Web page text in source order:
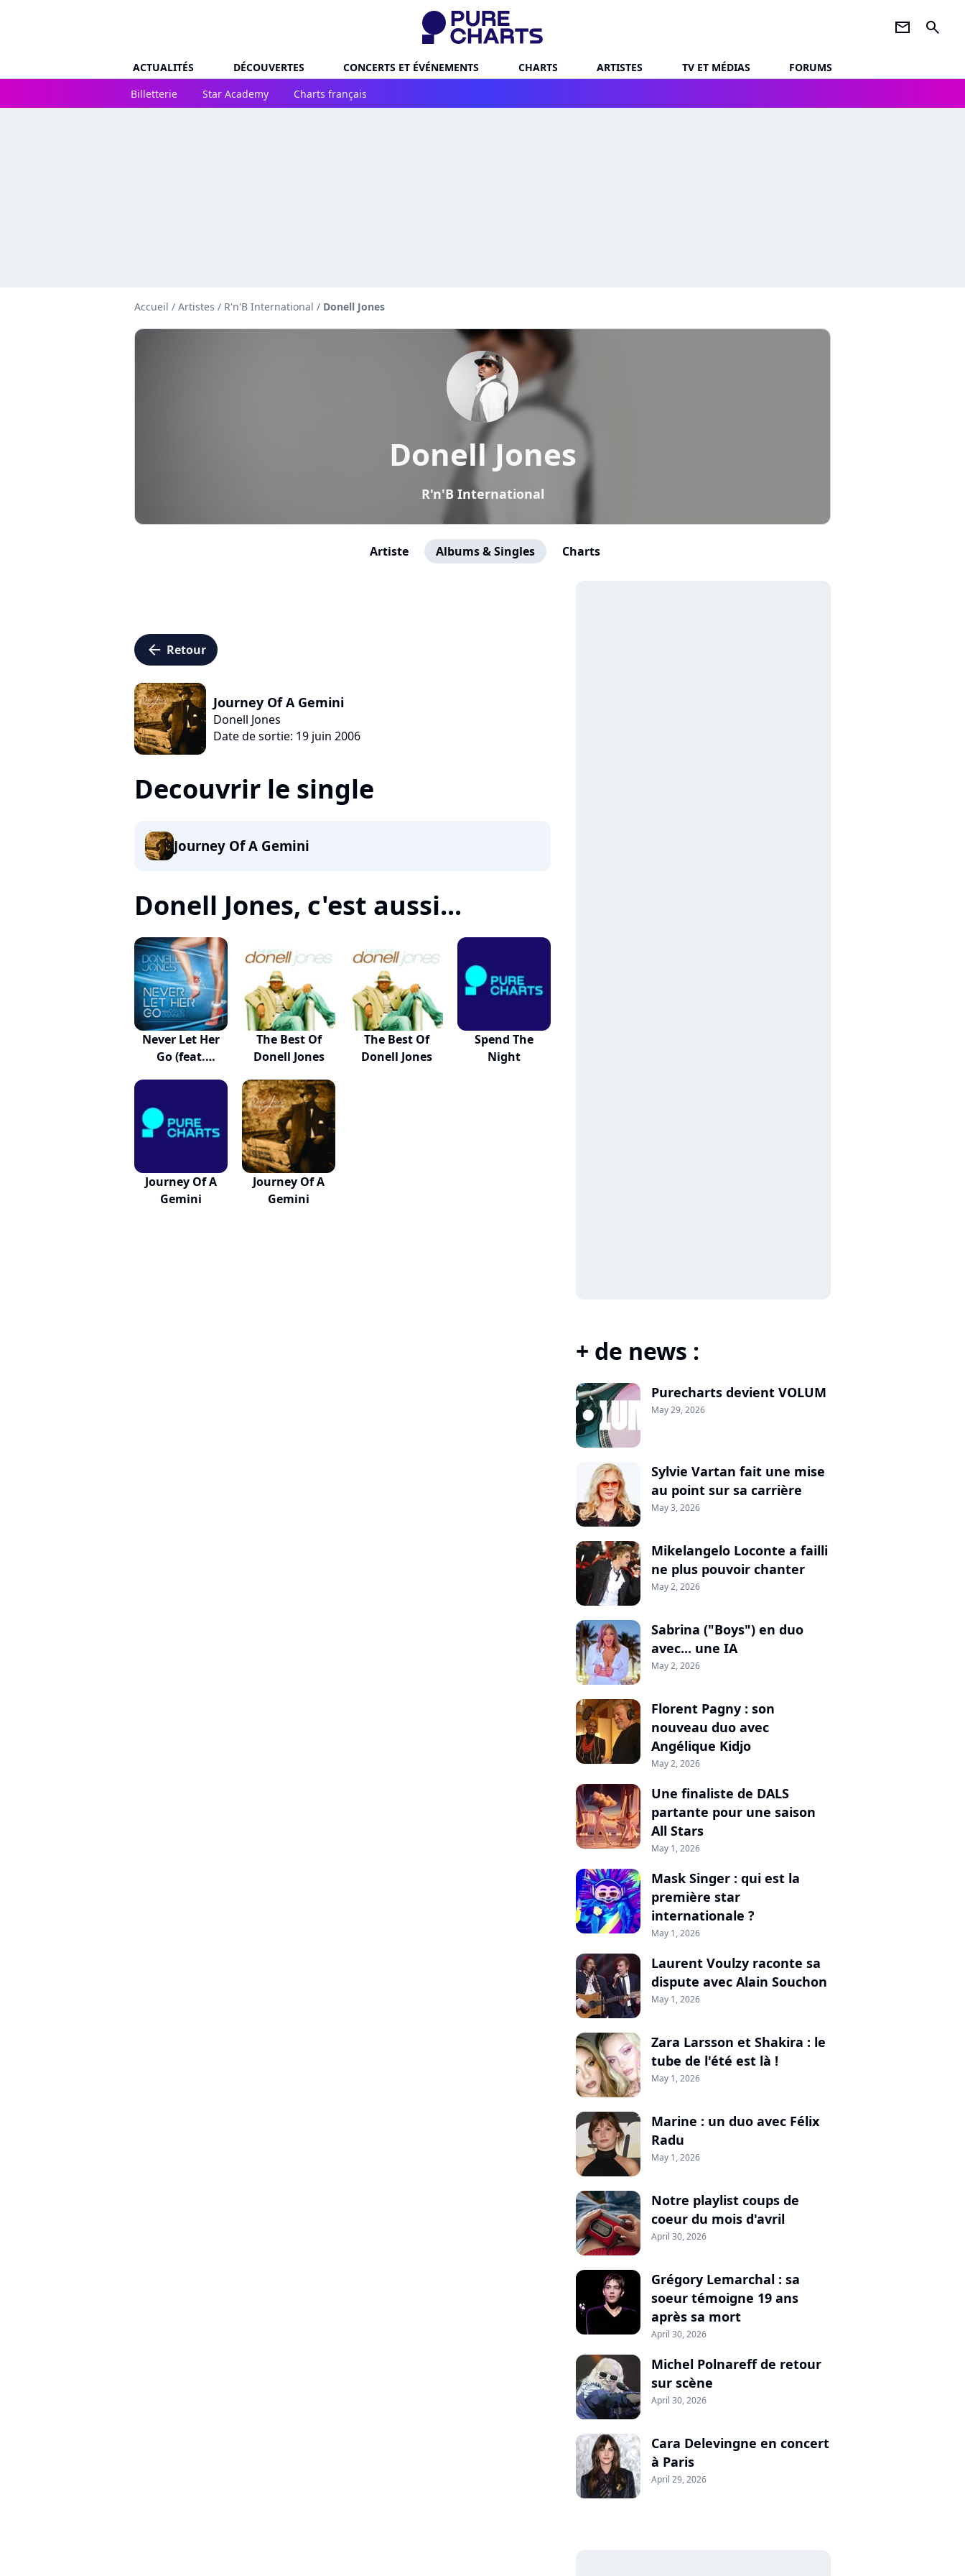
newsletter search
ACTUALITÉS DÉCOUVERTES CONCERTS ET ÉVÉNEMENTS CHARTS ARTISTES TV ET MÉDIAS
FORUMS
Billetterie
Star Academy Charts français
Accueil / Artistes / R'n'B International / Donell Jones
Donell Jones
R'n'B International
Artiste Albums & Singles Charts
arrow_left Retour
Journey Of A Gemini
Donell Jones
Date de sortie: 19 juin 2006
Decouvrir le single
Journey Of A Gemini
Donell Jones, c'est aussi...
Never Let Her
Go (feat.
The Best Of
Donell Jones
The Best Of
Donell Jones
Spend The
Night
Journey Of A
Gemini
Journey Of A
Gemini
+ de news :
Purecharts devient VOLUM
May 29, 2026
Sylvie Vartan fait une mise
au point sur sa carrière
May 3, 2026
Mikelangelo Loconte a failli
ne plus pouvoir chanter
May 2, 2026
Sabrina ("Boys") en duo
avec... une IA
May 2, 2026
Florent Pagny : son
nouveau duo avec
Angélique Kidjo
May 2, 2026
Une finaliste de DALS
partante pour une saison
All Stars
May 1, 2026
Mask Singer : qui est la
première star
internationale ?
May 1, 2026
Laurent Voulzy raconte sa
dispute avec Alain Souchon
May 1, 2026
Zara Larsson et Shakira : le
tube de l'été est là !
May 1, 2026
Marine : un duo avec Félix
Radu
May 1, 2026
Notre playlist coups de
coeur du mois d'avril
April 30, 2026
Grégory Lemarchal : sa
soeur témoigne 19 ans
après sa mort
April 30, 2026
Michel Polnareff de retour
sur scène
April 30, 2026
Cara Delevingne en concert
à Paris
April 29, 2026